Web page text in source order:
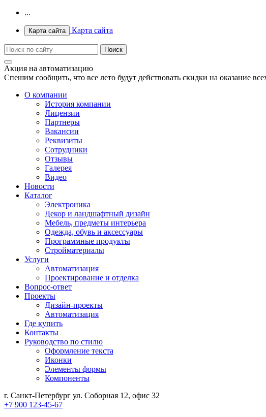
...
Карта сайта Карта сайта
Акция на автоматизацию
Спешим сообщить, что все лето будут действовать скидки на оказание
О компании
История компании
Лицензии
Партнеры
Вакансии
Реквизиты
Сотрудники
Отзывы
Галерея
Видео
Новости
Каталог
Электроника
Декор и ландшафтный дизайн
Мебель, предметы интерьера
Одежда, обувь и аксессуары
Программные продукты
Стройматериалы
Услуги
Автоматизация
Проектирование и отделка
Вопрос-ответ
Проекты
Дизайн-проекты
Автоматизация
Где купить
Контакты
Руководство по стилю
Оформление текста
Иконки
Элементы формы
Компоненты
г. Санкт-Петербург ул. Соборная 12, офис 32
+7 900 123-45-67